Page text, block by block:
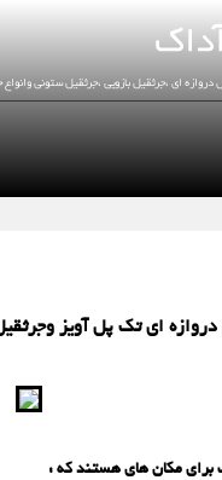
ای تك پل آویز
برای مكان های هستند كه :